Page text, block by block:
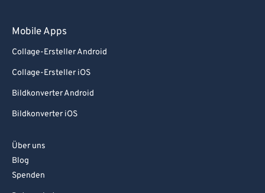
Mobile Apps
Collage-Ersteller Android
Collage-Ersteller iOS
Bildkonverter Android
Bildkonverter iOS
Über uns
Blog
Spenden